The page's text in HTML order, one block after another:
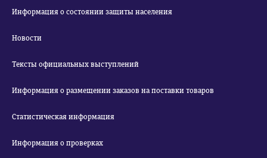
Информация о состоянии защиты населения
Новости
Тексты официальных выступлений
Информация о размещении заказов на поставки товаров
Статистическая информация
Информация о проверках